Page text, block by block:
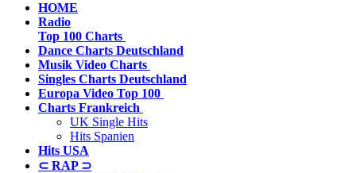
HOME
Radio
Top 100 Charts
Dance Charts Deutschland
Musik Video Charts
Singles Charts Deutschland
Europa Video Top 100
Charts Frankreich
UK Single Hits
Hits Spanien
Hits USA
⊂ RAP ⊃